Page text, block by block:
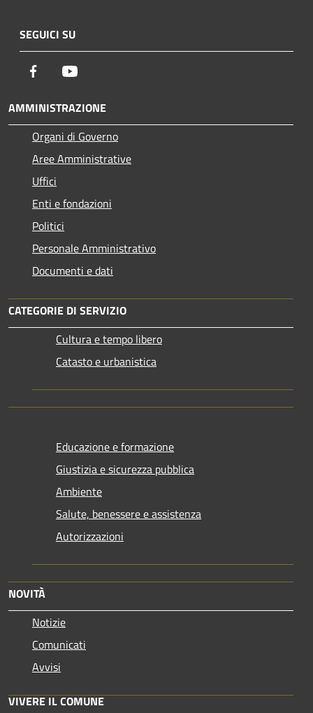
SEGUICI SU
Facebook
AMMINISTRAZIONE
Organi di Governo
Aree Amministrative
Uffici
Enti e fondazioni
Politici
Personale Amministrativo
Documenti e dati
CATEGORIE DI SERVIZIO
Cultura e tempo libero
Catasto e urbanistica
Educazione e formazione
Giustizia e sicurezza pubblica
Ambiente
Salute, benessere e assistenza
Autorizzazioni
NOVITÀ
Notizie
Comunicati
Avvisi
VIVERE IL COMUNE